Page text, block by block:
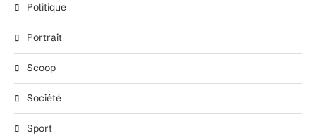
Politique
Portrait
Scoop
Société
Sport